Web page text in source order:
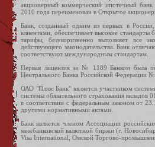
акционерный коммерческий ипотечный
2010 года переименован в Открытое
Банк, созданный одним из первых в России,
клиентами, обеспечивает высокие стандарты
тарифы, безукоризненно выполняет все
действующего законодательства. Банк
соответствуют международным стандартам.
Первая лицензия за № 1189 Банком была
Центрального Банка Российской Федерации
ОАО "Плюс Банк" является участником
системы обязательного страхования
в соответствии с федеральным законом от
другими нормативными актами.
Банк является членом Ассоциации
межбанковской валютной биржи (г.
Visa International, Омской Торгово-